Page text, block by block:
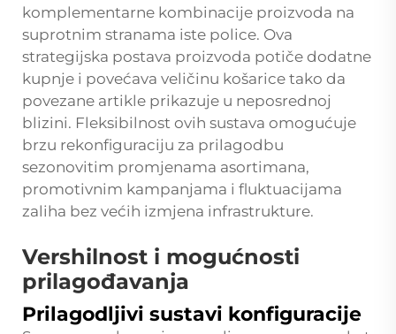
komplementarne kombinacije proizvoda na
suprotnim stranama iste police. Ova
strategijska postava proizvoda potiče dodatne
kupnje i povećava veličinu košarice tako da
povezane artikle prikazuje u neposrednoj
blizini. Fleksibilnost ovih sustava omogućuje
brzu rekonfiguraciju za prilagodbu
sezonovitim promjenama asortimana,
promotivnim kampanjama i fluktuacijama
zaliha bez većih izmjena infrastrukture.
Vershilnost i mogućnosti
prilagođavanja
Prilagodljivi sustavi konfiguracije